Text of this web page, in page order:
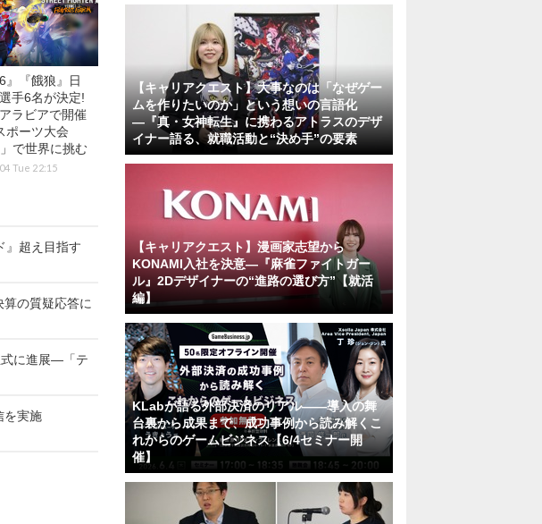
6』『餓狼』日
手6名が決定!
ラビアで開催
ポーツ大会
」で世界に挑む
Tue 22:15
』超え目指す
の質疑応答に
式に進展―「テ
を実施
【キャリアクエスト】大事なのは「なぜゲー
ムを作りたいのか」という想いの言語化
―『真・女神転生』に携わるアトラスのデザ
イナー語る、就職活動と“決め手”の要素
【キャリアクエスト】漫画家志望から
KONAMI入社を決意―『麻雀ファイトガー
ル』2Dデザイナーの“進路の選び方”【就活
編】
KLabが語る外部決済のリアル――導入の舞
台裏から成果まで、成功事例から読み解くこ
れからのゲームビジネス【6/4セミナー開
催】